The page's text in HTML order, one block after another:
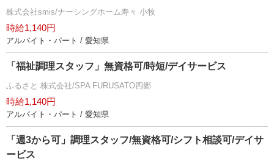
株式会社smis/ナーシングホーム寿々 小牧
時給1,140円
アルバイト・パート / 愛知県
「福祉調理スタッフ」無資格可/時短/デイサービス
ふるさと 株式会社/SPA FURUSATO四郷
時給1,140円
アルバイト・パート / 愛知県
「週3から可」調理スタッフ/無資格可/シフト相談可/デイサ
ービス